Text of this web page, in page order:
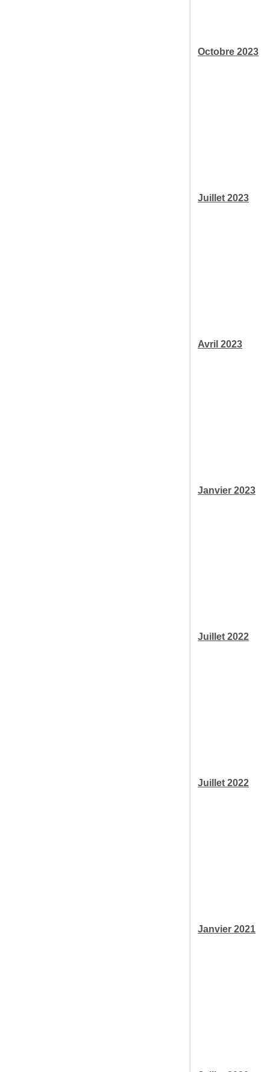
Janvier 2021
Juillet 2022
Juillet 2022
Janvier 2023
Avril 2023
Juillet 2023
Octobre 2023